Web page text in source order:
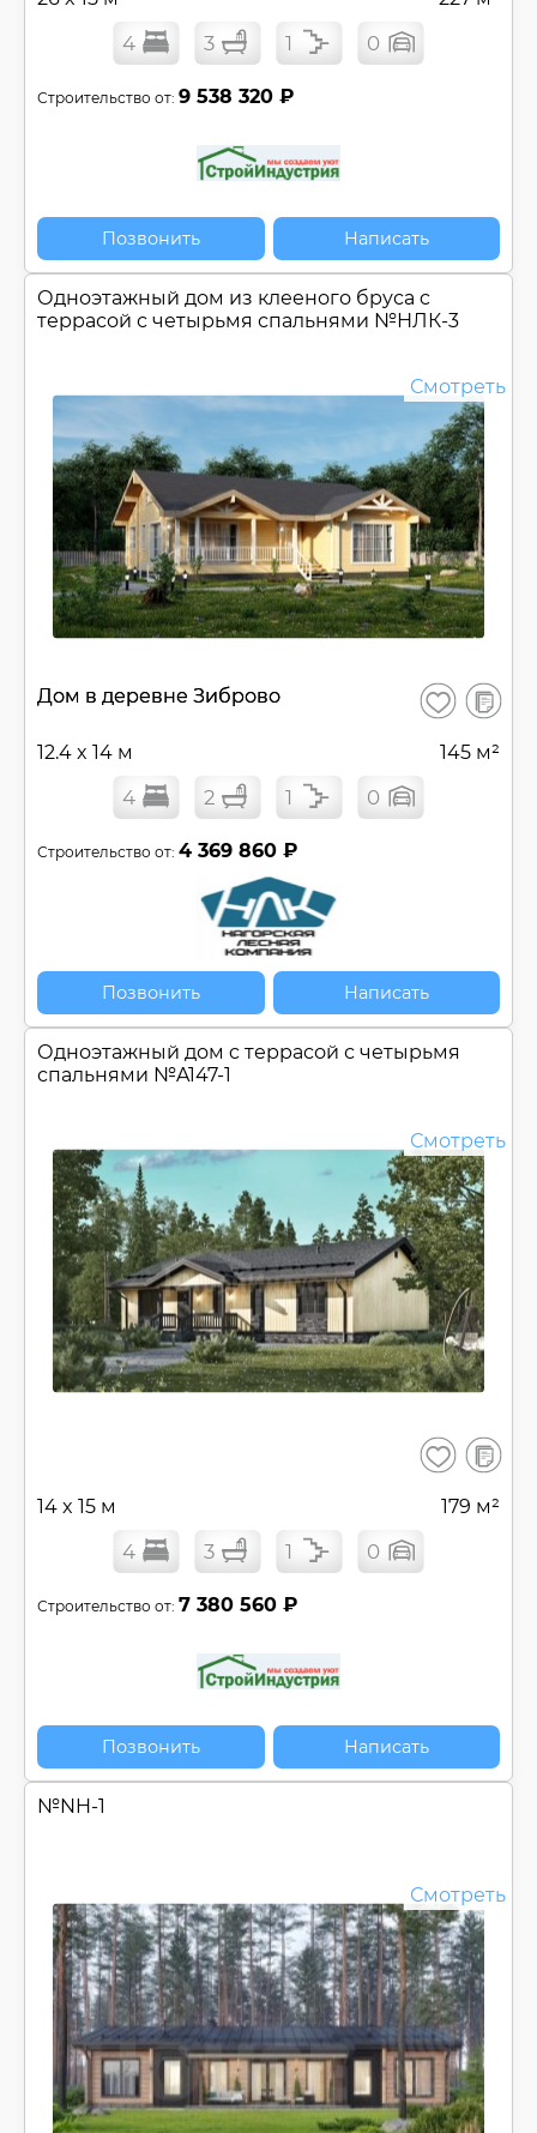
4 3 1 0
Строительство от: 9 538 320 ₽
Позвонить Написать
Одноэтажный дом из клееного бруса c
террасой с четырьмя спальнями №НЛК-3
Смотреть
Дом в деревне Зиброво Сохранить
В
12.4 x 14 м 145 м²
4 2 1 0
Строительство от: 4 369 860 ₽
Позвонить Написать
Одноэтажный дом c террасой с четырьмя
спальнями №A147-1
Смотреть
Сохранить
В
14 x 15 м 179 м²
4 3 1 0
Строительство от: 7 380 560 ₽
Позвонить Написать
№NH-1
Смотреть